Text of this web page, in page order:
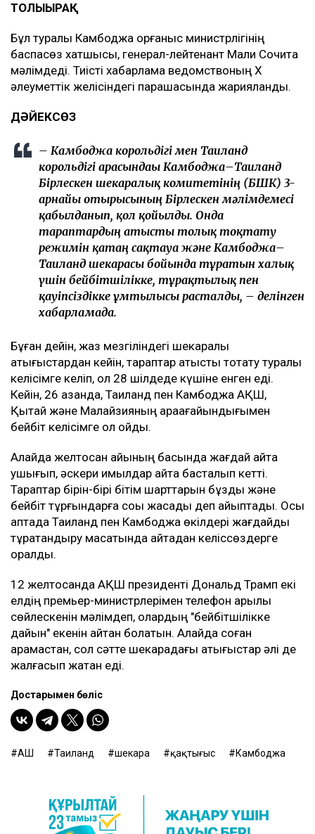
ТОЛЫҒЫРАҚ
Бұл туралы Камбоджа қорғаныс министрлігінің
баспасөз хатшысы, генерал-лейтенант Мали Сочита
мәлімдеді. Тиісті хабарлама ведомствоның X
әлеуметтік желісіндегі парақшасында жарияланды.
ДӘЙЕКСӨЗ
– Камбоджа корольдігі мен Таиланд
корольдігі арасындағы Камбоджа–Таиланд
Бірлескен шекаралық комитетінің (БШК) 3-
арнайы отырысының Бірлескен мәлімдемесі
қабылданып, қол қойылды. Онда
тараптардың атысты толық тоқтату
режимін қатаң сақтауға және Камбоджа–
Таиланд шекарасы бойында тұратын халық
үшін бейбітшілікке, тұрақтылық пен
қауіпсіздікке ұмтылысы расталды, – делінген
хабарламада.
Бұған дейін, жаз мезгіліндегі шекаралық
қақтығыстардан кейін, тараптар атысты тоқтату туралы
келісімге келіп, ол 28 шілдеде күшіне енген еді.
Кейін, 26 қазанда, Таиланд пен Камбоджа АҚШ,
Қытай және Малайзияның араағайындығымен
бейбіт келісімге қол қойды.
Алайда желтоқсан айының басында жағдай қайта
ушығып, әскери қимылдар қайта басталып кетті.
Тараптар бірін-бірі бітім шарттарын бұзды және
бейбіт тұрғындарға соққы жасады деп айыптады. Осы
аптада Таиланд пен Камбоджа өкілдері жағдайды
тұрақтандыру мақсатында қайтадан келіссөздерге
оралды.
12 желтоқсанда АҚШ президенті Дональд Трамп екі
елдің премьер-министрлерімен телефон арқылы
сөйлескенін мәлімдеп, олардың "бейбітшілікке
дайын" екенін айтқан болатын. Алайда соған
қарамастан, сол сәтте шекарадағы қақтығыстар әлі де
жалғасып жатқан еді.
Достарыңмен бөліс
АҚШ Таиланд шекара қақтығыс Камбоджа